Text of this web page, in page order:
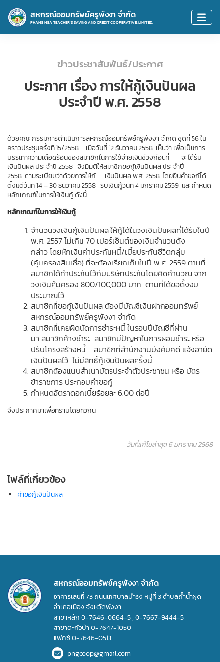
สหกรณ์ออมทรัพย์ครูพังงา จำกัด
PHANG NGA TEACHER'S SAVING AND CREDIT COOPERATIVE, LIMITED.
ข่าวประชาสัมพันธ์/ประกาศ
ประกาศ เรื่อง การให้กู้เงินปันผล
ประจำปี พ.ศ. 2558
ด้วยคณะกรรมการดำเนินการสหกรณ์ออมทรัพย์ครูพังงา จำกัด ชุดที่ 56 ใน
คราวประชุมครั้งที่ 15/2558     เมื่อวันที่ 12 ธันวาคม 2558  เห็นว่า เพื่อเป็นการ
บรรเทาความเดือดร้อนของสมาชิกในการใช้จ่ายเงินช่วงก่อนที่        จะได้รับ
เงินปันผล ประจำปี 2558   จึงมีมติให้สมาชิกขอกู้เงินปันผล ประจำปี
2558  ตามระเบียบว่าด้วยการให้กู้      เงินปันผล พ.ศ. 2558  โดยยื่นคำขอกู้ได้
ตั้งแต่วันที่ 14 – 30 ธันวาคม 2558   รับเงินกู้วันที่ 4 มกราคม 2559  และกำหนด
หลักเกณฑ์ในการให้เงินกู้ ดังนี้
หลักเกณฑ์ในการให้เงินกู้
จำนวนวงเงินกู้เงินปันผล ให้กู้ได้ในวงเงินปันผลที่ได้รับในปี
พ.ศ. 2557 ไม่เกิน 70 เปอร์เซ็นต์ของเงินจำนวนดัง
กล่าว โดยหักเงินค่าประกันหนี้/เบี้ยประกันชีวิตกลุ่ม
(คุ้มครองสินเชื่อ) ที่จะต้องเรียกเก็บในปี พ.ศ. 2559 ตามที่
สมาชิกได้ทำประกันไว้กับบริษัทประกันโดยคิดคำนวณ จาก
วงเงินคุ้มครอง 800/100,000 บาท  ตามที่ได้ขอตั้งงบ
ประมาณไว้
สมาชิกที่ขอกู้เงินปันผล ต้องมีบัญชีเงินฝากออมทรัพย์
สหกรณ์ออมทรัพย์ครูพังงา จำกัด
สมาชิกที่เคยผิดนัดการชำระหนี้ ในรอบปีบัญชีที่ผ่าน
มา สมาชิกค้างชำระ  สมาชิกมีปัญหาในการผ่อนชำระ หรือ
ปรับโครงสร้างหนี้    สมาชิกที่สำนักงานบังคับคดี แจ้งอายัด
เงินปันผลไว้  ไม่มีสิทธิ์กู้เงินปันผลครั้งนี้
สมาชิกต้องแนบสำเนาบัตรประจำตัวประชาชน หรือ บัตร
ข้าราชการ ประกอบคำขอกู้
กำหนดอัตราดอกเบี้ยร้อยละ 6.00 ต่อปี
จึงประกาศมาเพื่อทราบโดยทั่วกัน
วันที่แก้ไขล่าสุด 6 มกราคม 2568
ไฟล์ที่เกี่ยวข้อง
คำขอกู้เงินปันผล
สหกรณ์ออมทรัพย์ครูพังงา จำกัด
อาคารเลขที่ 73 ถนนเทศบาลบำรุง หมู่ที่ 3 ตำบลถ้ำน้ำผุด
อำเภอเมือง จังหวัดพังงา
สาขาหลัก0-7646-0664-5,0-7667-9444-5
สาขาตะกั่วป่า0-7647-1050
แฟกซ์0-7646-0513
pngcoop@gmail.com